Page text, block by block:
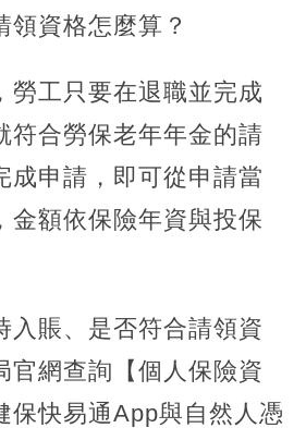
領資格怎麼算？
勞工只要在退職並完成
符合勞保老年年金的請
成申請，即可從申請當
金額依保險年資與投保
入賬、是否符合請領資
官網查詢【個人保險資
保快易通App與自然人憑